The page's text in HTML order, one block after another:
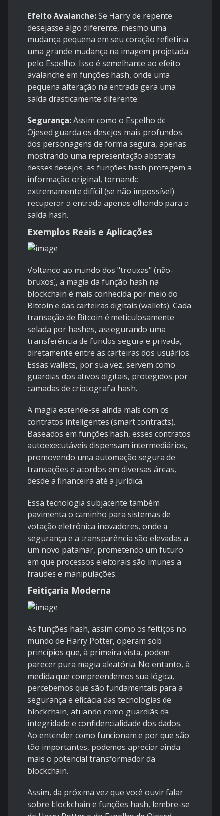
Efeito Avalanche:Se Harry de repente
desejasse algo diferente, mesmo uma
mudança pequena em seu coração refletiria
uma grande mudança na imagem projetada
pelo Espelho. Isso é semelhante ao efeito
avalanche em funções hash, onde uma
pequena alteração na entrada gera uma
saída drasticamente diferente.
Segurança:Assim como o Espelho de
Ojesed guarda os desejos mais profundos
dos personagens de forma segura, apenas
mostrando uma representação abstrata
desses desejos, as funções hash protegem a
informação original, tornando
extremamente difícil (se não impossível)
recuperar a entrada apenas olhando para a
saída hash.
Exemplos Reais e Aplicações
Voltando ao mundo dos "trouxas" (não-
bruxos), a magia da função hash na
blockchain é mais conhecida por meio do
Bitcoin e das carteiras digitais (wallets). Cada
transação de Bitcoin é meticulosamente
selada por hashes, assegurando uma
transferência de fundos segura e privada,
diretamente entre as carteiras dos usuários.
Essas wallets, por sua vez, servem como
guardiãs dos ativos digitais, protegidos por
camadas de criptografia hash.
A magia estende-se ainda mais com os
contratos inteligentes (smart contracts).
Baseados em funções hash, esses contratos
autoexecutáveis dispensam intermediários,
promovendo uma automação segura de
transações e acordos em diversas áreas,
desde a financeira até a jurídica.
Essa tecnologia subjacente também
pavimenta o caminho para sistemas de
votação eletrônica inovadores, onde a
segurança e a transparência são elevadas a
um novo patamar, prometendo um futuro
em que processos eleitorais são imunes a
fraudes e manipulações.
Feitiçaria Moderna
As funções hash, assim como os feitiços no
mundo de Harry Potter, operam sob
princípios que, à primeira vista, podem
parecer pura magia aleatória. No entanto, à
medida que compreendemos sua lógica,
percebemos que são fundamentais para a
segurança e eficácia das tecnologias de
blockchain, atuando como guardiãs da
integridade e confidencialidade dos dados.
Ao entender como funcionam e por que são
tão importantes, podemos apreciar ainda
mais o potencial transformador da
blockchain.
Assim, da próxima vez que você ouvir falar
sobre blockchain e funções hash, lembre-se